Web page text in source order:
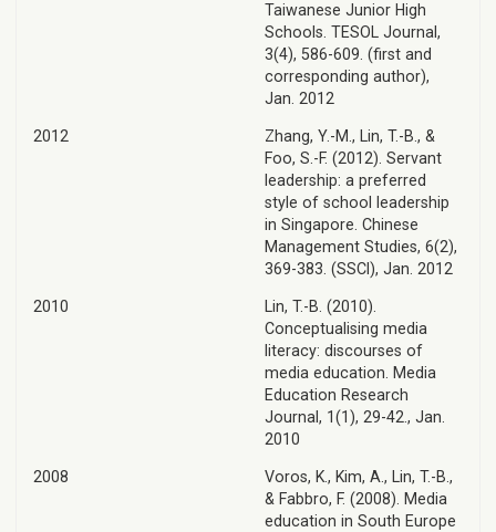
Taiwanese Junior High
Schools. TESOL Journal,
3(4), 586-609. (first and
corresponding author),
Jan. 2012
2012
Zhang, Y.-M., Lin, T.-B., &
Foo, S.-F. (2012). Servant
leadership: a preferred
style of school leadership
in Singapore. Chinese
Management Studies, 6(2),
369-383. (SSCI), Jan. 2012
2010
Lin, T.-B. (2010).
Conceptualising media
literacy: discourses of
media education. Media
Education Research
Journal, 1(1), 29-42., Jan.
2010
2008
Voros, K., Kim, A., Lin, T.-B.,
& Fabbro, F. (2008). Media
education in South Europe